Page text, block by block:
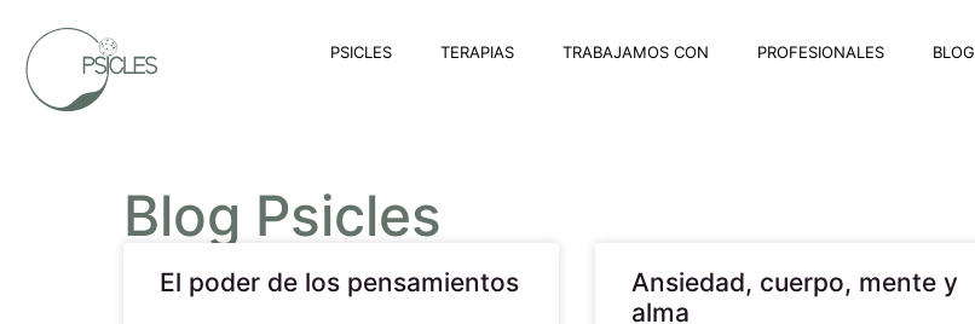
PSICLES TERAPIAS TRABAJAMOS CON PROFESIONALES BLOG
Blog Psicles
El poder de los pensamientos
Ansiedad, cuerpo, mente y
alma